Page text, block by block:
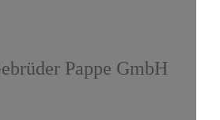
Pappe GmbH